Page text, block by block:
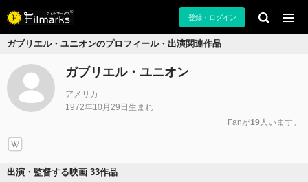
登録・ログイン
ガブリエル・ユニオンのプロフィール・出演関連作品
ガブリエル・ユニオン
アメリカ
1972年10月29日生まれ
Fanが19人います。
出演・監督する映画 33作品